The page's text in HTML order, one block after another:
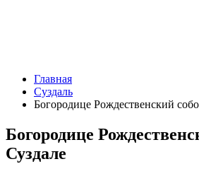
Главная
Суздаль
Богородице Рождественский
Богородице
Суздале